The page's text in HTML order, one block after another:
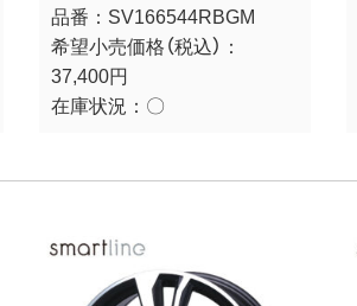
品番： SV166544RBGM
希望小売価格（税込）：
37,400円
在庫状況： 〇